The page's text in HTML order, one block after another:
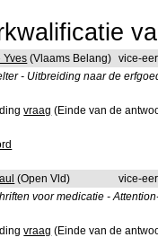
Yves (Vlaams Belang) vice-
- Uitbreiding naar de
vraag (Einde van de
(Open Vld)
vice-
voor medicatie -
vraag (Einde van de